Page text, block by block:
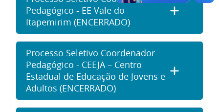
Pedagógico - EE Vale do
Itapemirim (ENCERRADO)
Processo Seletivo Coordenador
Pedagógico - CEEJA – Centro
Estadual de Educação de Jovens e
Adultos (ENCERRADO)